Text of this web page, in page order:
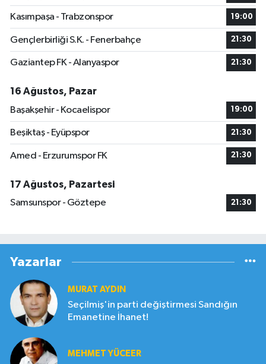
Kasımpaşa - Trabzonspor 19:00
Gençlerbirliği S.K. - Fenerbahçe 21:30
Gaziantep FK - Alanyaspor 21:30
16 Ağustos, Pazar
Başakşehir - Kocaelispor
19:00
Beşiktaş - Eyüpspor 21:30
Amed - Erzurumspor FK 21:30
17 Ağustos, Pazartesi
Samsunspor - Göztepe
21:30
Yazarlar
MURAT AYDIN
Seçilmiş'in parti değiştirmesi Sandığın
Emanetine İhanet!
MEHMET YÜCEER